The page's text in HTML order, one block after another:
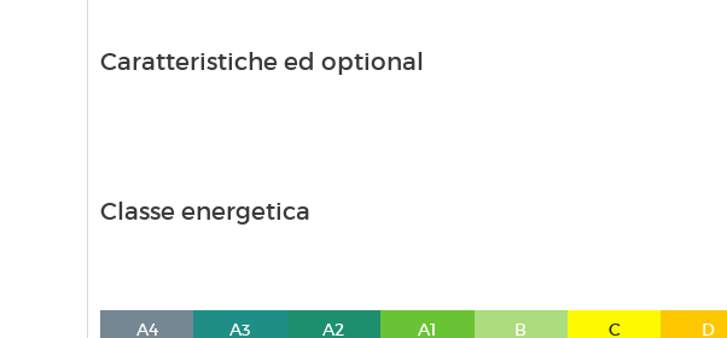
Caratteristiche ed optional
Classe energetica
A4 A3 A2 A1 B C D